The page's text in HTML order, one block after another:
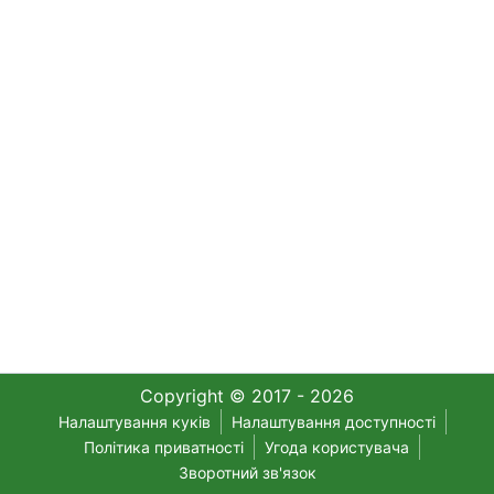
Copyright © 2017 - 2026
Налаштування куків
Налаштування доступності
Політика приватності
Угода користувача
Зворотний зв'язок